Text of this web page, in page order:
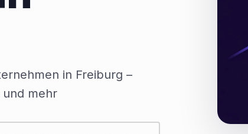
in Freiburg –
und mehr